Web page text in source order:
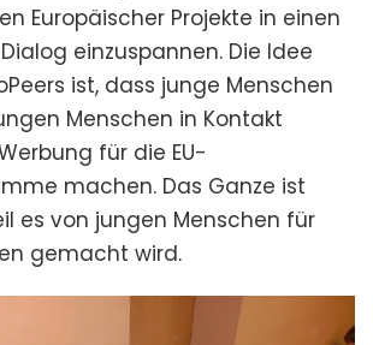
Europäischer Projekte in einen
einzuspannen. Die Idee
ist, dass junge Menschen
Menschen in Kontakt
für die EU-
machen. Das Ganze ist
es von jungen Menschen für
gemacht wird.